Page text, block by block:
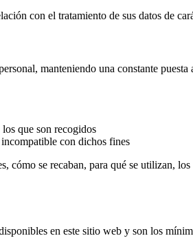
con el tratamiento de sus datos de
manteniendo una constante
que son recogidos
con dichos fines
se recaban, para qué se utilizan,
en este sitio web y son los